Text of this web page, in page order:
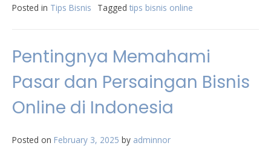
Posted in Tips Bisnis Tagged tips bisnis online
Pentingnya Memahami
Pasar dan Persaingan Bisnis
Online di Indonesia
Posted on February 3, 2025 by adminnor